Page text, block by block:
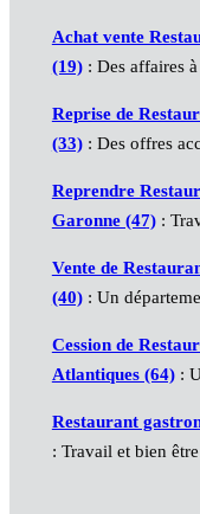
Achat vente
(19): Des affaires
Reprise de
(33): Des offres
Reprendre
Garonne (47):
Vente de
(40): Un
Cession de
Atlantiques (64):
Restaurant
: Travail et bien être